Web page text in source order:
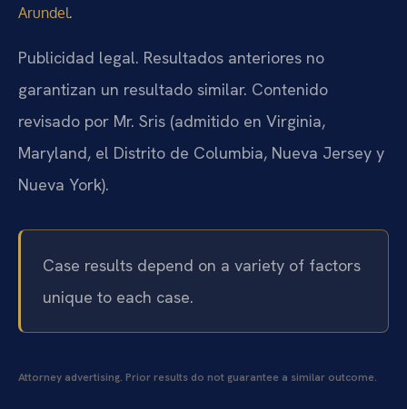
Arundel.
Publicidad legal. Resultados anteriores no
garantizan un resultado similar. Contenido
revisado por Mr. Sris (admitido en Virginia,
Maryland, el Distrito de Columbia, Nueva Jersey y
Nueva York).
Case results depend on a variety of factors
unique to each case.
Attorney advertising. Prior results do not guarantee a similar outcome.